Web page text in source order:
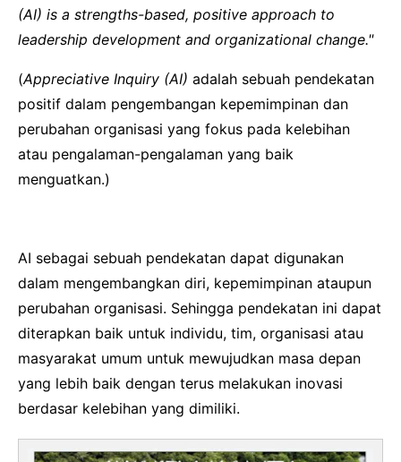
(AI) is a strengths-based, positive approach to
leadership development and organizational change."
(Appreciative Inquiry (AI) adalah sebuah pendekatan
positif dalam pengembangan kepemimpinan dan
perubahan organisasi yang fokus pada kelebihan
atau pengalaman-pengalaman yang baik
menguatkan.)
AI sebagai sebuah pendekatan dapat digunakan
dalam mengembangkan diri, kepemimpinan ataupun
perubahan organisasi. Sehingga pendekatan ini dapat
diterapkan baik untuk individu, tim, organisasi atau
masyarakat umum untuk mewujudkan masa depan
yang lebih baik dengan terus melakukan inovasi
berdasar kelebihan yang dimiliki.